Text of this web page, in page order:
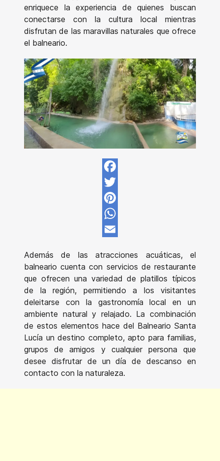
enriquece la experiencia de quienes buscan
conectarse con la cultura local mientras
disfrutan de las maravillas naturales que ofrece
el balneario.
Facebook
Twitter
Pinterest
WhatsApp
Además de las atracciones acuáticas, el
balneario cuenta con servicios de restaurante
que ofrecen una variedad de platillos típicos
de la región, permitiendo a los visitantes
deleitarse con la gastronomía local en un
ambiente natural y relajado. La combinación
de estos elementos hace del Balneario Santa
Lucía un destino completo, apto para familias,
grupos de amigos y cualquier persona que
desee disfrutar de un día de descanso en
contacto con la naturaleza.